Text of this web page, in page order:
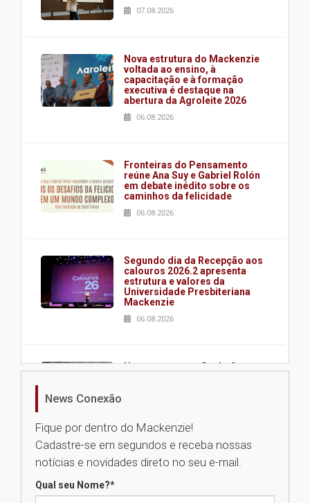
07.08.2026
Nova estrutura do Mackenzie
voltada ao ensino, à
capacitação e à formação
executiva é destaque na
abertura da Agroleite 2026
06.08.2026
Fronteiras do Pensamento
reúne Ana Suy e Gabriel Rolón
em debate inédito sobre os
caminhos da felicidade
06.08.2026
Segundo dia da Recepção aos
calouros 2026.2 apresenta
estrutura e valores da
Universidade Presbiteriana
Mackenzie
06.08.2026
Nova apresentação do Centro
Universidade Mackenzie
realizará nova edição da Feira
News Conexão
Fique por dentro do Mackenzie!
Cadastre-se em segundos e receba nossas
notícias e novidades direto no seu e-mail.
Qual seu Nome?*